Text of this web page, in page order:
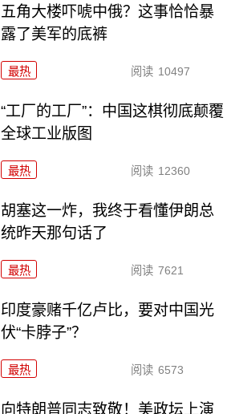
五角大楼吓唬中俄？这事恰恰暴
露了美军的底裤
最热 阅读 10497
“工厂的工厂”：中国这棋彻底颠覆
全球工业版图
最热 阅读 12360
胡塞这一炸，我终于看懂伊朗总
统昨天那句话了
最热 阅读 7621
印度豪赌千亿卢比，要对中国光
伏“卡脖子”？
最热 阅读 6573
向特朗普同志致敬！美政坛上演